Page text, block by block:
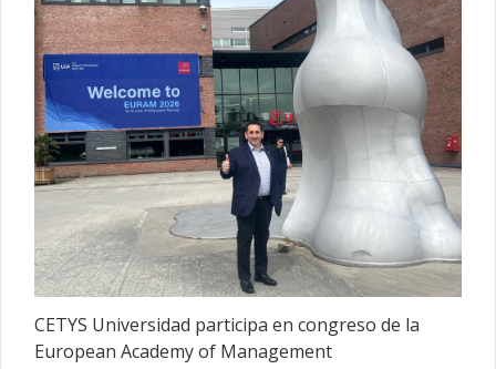
CETYS Universidad participa en congreso de la
European Academy of Management